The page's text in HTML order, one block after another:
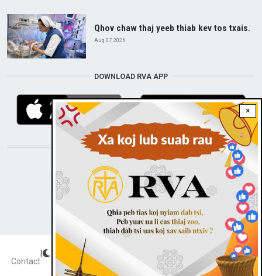
×
Qhov chaw thaj yeeb thiab kev tos txais.
Aug 07, 2026
DOWNLOAD RVA APP
STAY CONNECTED WITH US!
Contact
Dark theme